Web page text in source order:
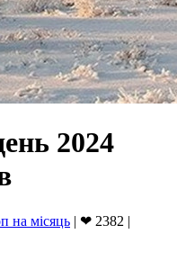
2024
на місяць | ❤ 2382 |